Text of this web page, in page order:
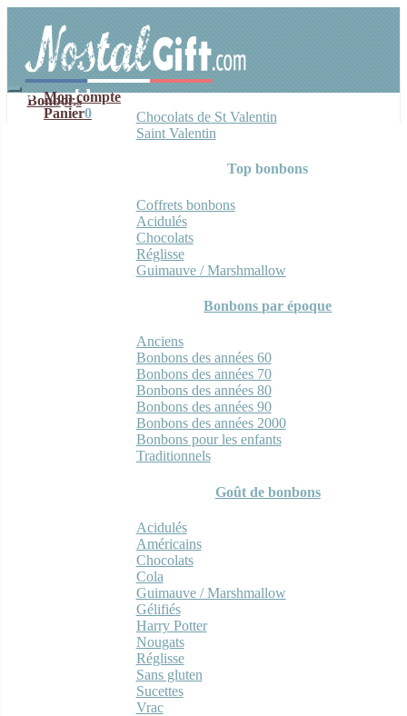
navigation
contenu
Mon compte
Panier0
Bonbons
Chocolats de St Valentin
Saint Valentin
Top bonbons
Coffrets bonbons
Acidulés
Chocolats
Réglisse
Guimauve / Marshmallow
Bonbons par époque
Anciens
Bonbons des années 60
Bonbons des années 70
Bonbons des années 80
Bonbons des années 90
Bonbons des années 2000
Bonbons pour les enfants
Traditionnels
Goût de bonbons
Acidulés
Américains
Chocolats
Cola
Guimauve / Marshmallow
Gélifiés
Harry Potter
Nougats
Réglisse
Sans gluten
Sucettes
Vrac